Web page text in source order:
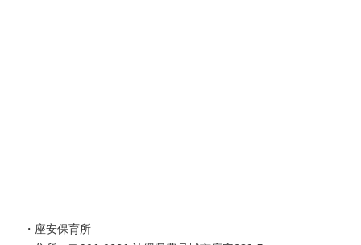
・座安保育所